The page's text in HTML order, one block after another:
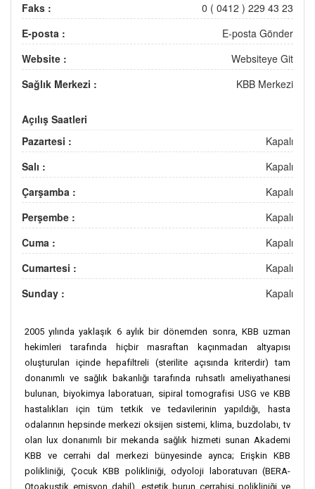
Faks :
0 ( 0412 ) 229 43 23
E-posta :
E-posta Gönder
Website :
Websiteye Git
Sağlık Merkezi :
KBB Merkezi
Açılış Saatleri
Pazartesi :
Kapalı
Salı :
Kapalı
Çarşamba :
Kapalı
Perşembe :
Kapalı
Cuma :
Kapalı
Cumartesi :
Kapalı
Sunday :
Kapalı
2005 yılında yaklaşık 6 aylık bir dönemden sonra, KBB uzman
hekimleri tarafında hiçbir masraftan kaçınmadan altyapısı
oluşturulan içinde hepafiltreli (sterilite açısında kriterdir) tam
donanımlı ve sağlık bakanlığı tarafında ruhsatlı ameliyathanesi
bulunan, biyokimya laboratuarı, sipiral tomografisi USG ve KBB
hastalıkları için tüm tetkik ve tedavilerinin yapıldığı, hasta
odalarının hepsinde merkezi oksijen sistemi, klima, buzdolabı, tv
olan lux donanımlı bir mekanda sağlık hizmeti sunan Akademi
KBB ve cerrahi dal merkezi bünyesinde aynca; Erişkin KBB
polikliniği, Çocuk KBB polikliniği, odyoloji laboratuvarı (BERA-
Otoakustik emisyon dahil), estetik burun cerrahisi polikliniği ve